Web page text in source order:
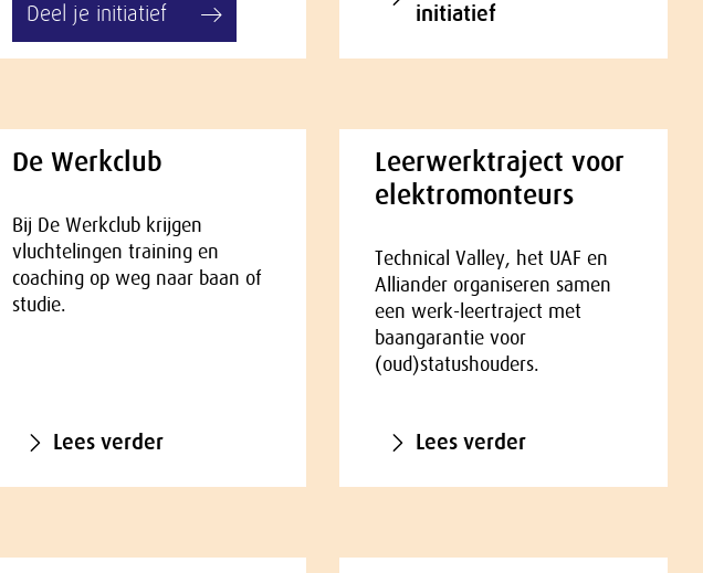
Deel je initiatief
initiatief
De Werkclub
Bij De Werkclub krijgen
vluchtelingen training en
coaching op weg naar baan of
studie.
Lees verder
Leerwerktraject voor
elektromonteurs
Technical Valley, het UAF en
Alliander organiseren samen
een werk-leertraject met
baangarantie voor
(oud)statushouders.
Lees verder